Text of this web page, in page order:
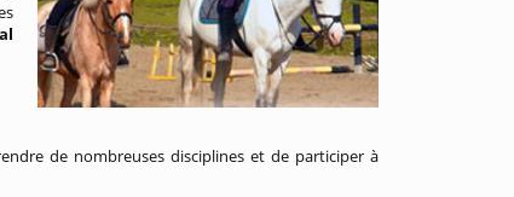
de nombreuses disciplines et de participer à